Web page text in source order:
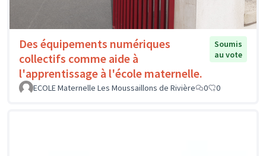
Des équipements numériques
collectifs comme aide à
l'apprentissage à l'école maternelle.
Soumis
au vote
ECOLE Maternelle Les Moussaillons de Rivière 0 0